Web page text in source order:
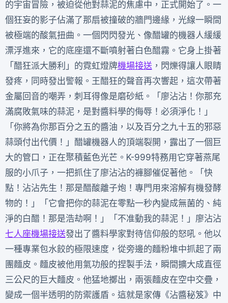
的宇宙冒險，被迫從他對蒜泥的焦慮中，正式開始了。一
個狂妄的影子佔滿了那扇被撞破的牆門邊緣，光線一瞬間
被極端的酸氣扭曲。一個閃閃發光、像醋罐的機器人緩緩
漂浮進來，它的底座還不斷噴射著白色醋霧。它身上掛著
「醋狂派大勝利」的霓虹燈牌機場接送 ，閃爍得讓人眼睛
發疼，同時發出警報。王醋狂的聲音再次響起，這次帶著
金屬回音的嘲弄，刺耳得像是磨砂紙。「廖沾沾！你那充
滿腐敗氣味的蒜泥，是對醬料學的侮辱！必須淨化！」
「你將為你那百分之五的醬油，以及百分之九十五的邪惡
蒜頭付出代價！」醋罐機器人的頂端裂開，露出了一個巨
大的管口，正在聚積藍色光芒。K-999特務用它穿著燕尾
服的小爪子，一把抓住了廖沾沾的褲腳催促著他。「快
點！沾沾先生！那是醋酸離子炮！專門用來溶解有機發酵
物的！」「它會把你的蒜泥在零點一秒內變成無菌的、純
淨的白醋！那是浩劫啊！」「不准動我的蒜泥！」廖沾沾
七人座機場接送發出了醬料學家對待信仰般的怒吼。他以
一種專業包水餃的極限速度，從旁邊的麵粉堆中抓起了兩
團麵皮。麵皮被他用氣功般的捏製手法，瞬間擴大成直徑
三公尺的巨大麵皮。他猛地擲出，兩張麵皮在空中交疊，
變成一個半透明的防禦護盾。這就是家傳《沾醬秘笈》中